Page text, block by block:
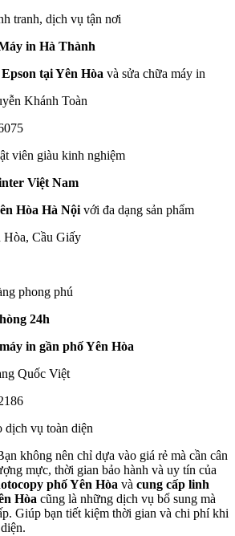
tranh, dịch vụ tận nơi
in Hà Thành
tại Yên Hòa và sửa chữa máy in
Khánh Toàn
viên giàu kinh nghiệm
Việt Nam
Hòa Hà Nội với đa dạng sản phẩm
Cầu Giấy
phong phú
24h
in gần phố Yên Hòa
Quốc Việt
dịch vụ toàn diện
không nên chỉ dựa vào giá rẻ mà cần cân
mực, thời gian bảo hành và uy tín của
phố Yên Hòa và cung cấp linh
Hòa cũng là những dịch vụ bổ sung mà
Giúp bạn tiết kiệm thời gian và chi phí khi